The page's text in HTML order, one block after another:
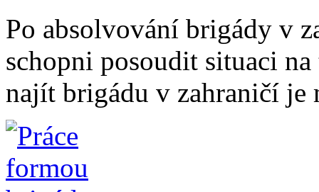
Po absolvování brigády v
schopni posoudit situaci
najít brigádu v zahraničí je